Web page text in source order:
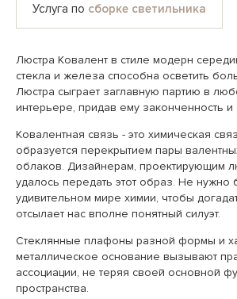
Услуга по сборке светильника
Люстра Ковалент в стиле модерн
стекла и железа способна осветить
Люстра сыграет заглавную партию в
интерьере, придав ему законченность и
Ковалентная связь - это химическая
образуется перекрытием пары
облаков. Дизайнерам, проектирующим
удалось передать этот образ. Не нужно
удивительном мире химии, чтобы
отсылает нас вполне понятный силуэт.
Стеклянные плафоны разной формы и
металлическое основание вызывают
ассоциации, не теряя своей основной
пространства.